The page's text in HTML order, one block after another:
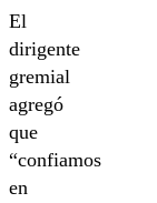
El
dirigente
gremial
agregó
que
“confiamos
en